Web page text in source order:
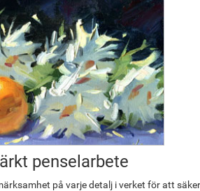
penselarbete
på varje detalj i verket för att